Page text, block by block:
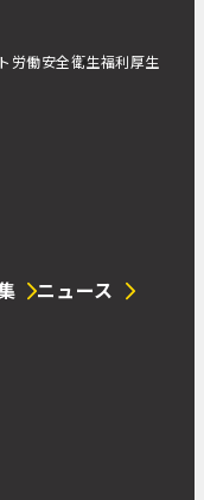
労働安全衛生福利厚生
ニュース